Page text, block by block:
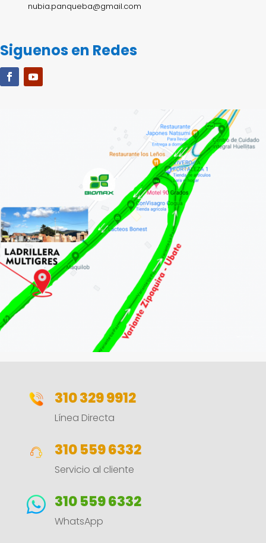
nubia.panqueba@gmail.com
Siguenos en Redes
310 329 9912
Línea Directa
310 559 6332
Servicio al cliente
310 559 6332
WhatsApp